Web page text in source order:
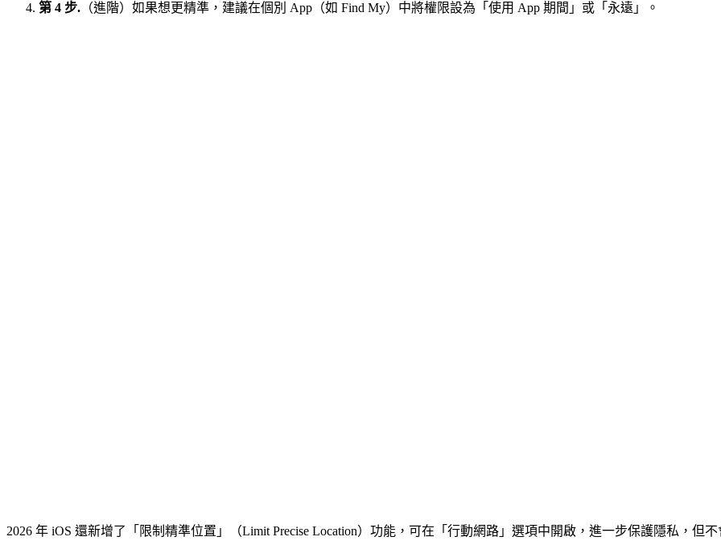
第 4 步. （進階）如果想更精準，建議在個別 App（如 Find My）中將權限設為「使用 App 期間」或「永遠」。
2026 年 iOS 還新增了「限制精準位置」（Limit Precise Location）功能，可在「行動網路」選項中開啟，進一步保護隱私，但